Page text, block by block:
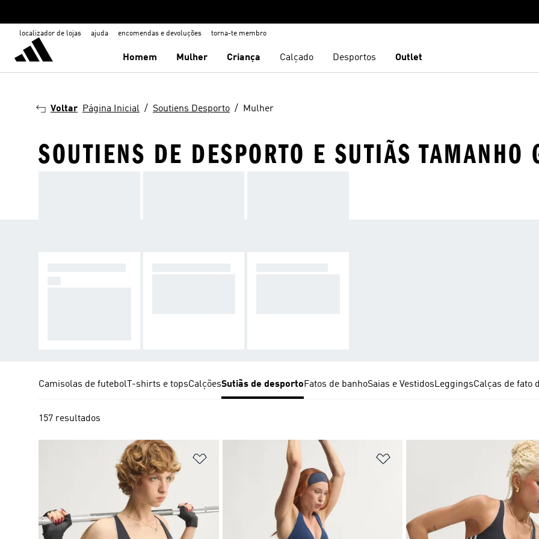
localizador de lojas ajuda encomendas e devoluções torna-te membro
Homem Mulher Criança Calçado Desportos Outlet
Voltar Página Inicial Soutiens Desporto Mulher
SOUTIENS DE DESPORTO E SUTIÃS TAMANHO
Camisolas de futebolT-shirts e topsCalçõesSutiãs de desportoFatos de banhoSaias e VestidosLeggingsCalças de fato
157 resultados
Adicionar à Lista de Desejos